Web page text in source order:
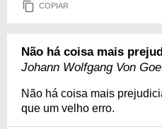
COPIAR
Não há coisa mais
Johann Wolfgang Von
Não há coisa mais
que um velho erro.